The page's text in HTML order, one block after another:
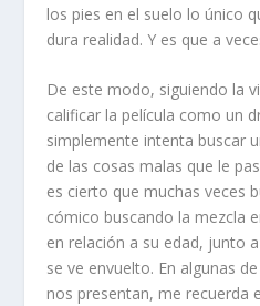
los pies en el suelo lo único
dura realidad. Y es que a
De este modo, siguiendo la
calificar la película como un
simplemente intenta buscar
de las cosas malas que le
es cierto que muchas veces
cómico buscando la mezcla
en relación a su edad, junto
se ve envuelto. En algunas
nos presentan, me recuerda